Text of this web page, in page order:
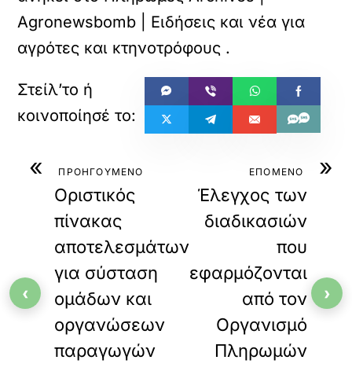
Agronewsbomb | Ειδήσεις και νέα για
αγρότες και κτηνοτρόφους .
« ΠΡΟΗΓΟΥΜΕΝΟ
Οριστικός
πίνακας
αποτελεσμάτων
για σύσταση
ομάδων και
οργανώσεων
παραγωγών
»
ΕΠΟΜΕΝΟ
Έλεγχος των
διαδικασιών
που
εφαρμόζονται
από τον
Οργανισμό
Πληρωμών
‹ ›